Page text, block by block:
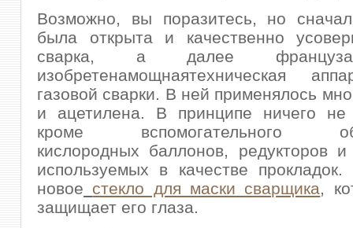
Возможно, вы поразитесь, но
была открыта и качественно
сварка, а далее
изобретенамощнаятехническая
газовой сварки. В ней применялось
и ацетилена. В принципе ничего не
кроме вспомогательного
кислородных баллонов, редукторов
используемых в качестве прокладок.
новое стекло для маски сварщика,
защищает его глаза.